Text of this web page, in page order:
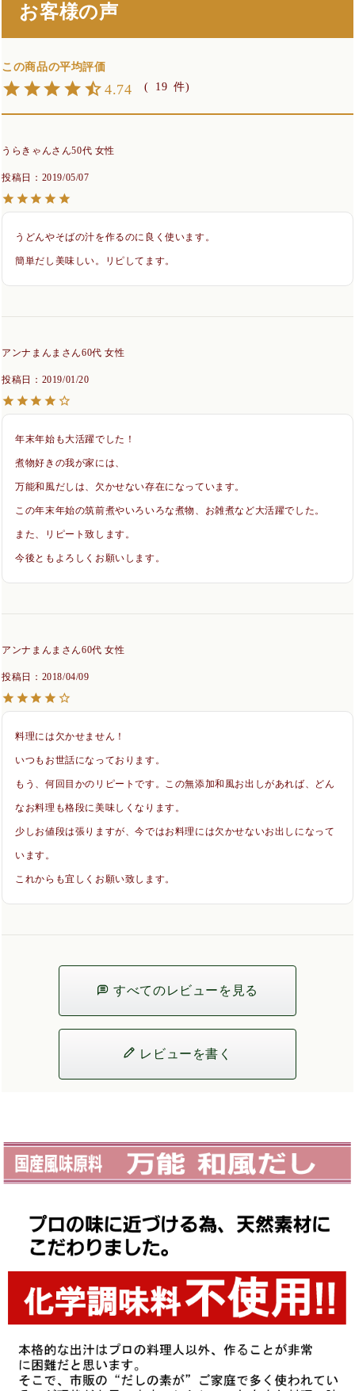
お客様の声
4.74 19
うらきゃん 50代 女性
投稿日 2019/05/07
うどんやそばの汁を作るのに良く使います。
簡単だし美味しい。リピしてます。
アンナまんま 60代 女性
投稿日 2019/01/20
年末年始も大活躍でした！
煮物好きの我が家には、
万能和風だしは、欠かせない存在になっています。
この年末年始の筑前煮やいろいろな煮物、お雑煮など大活躍でした。
また、リピート致します。
今後ともよろしくお願いします。
アンナまんま 60代 女性
投稿日 2018/04/09
料理には欠かせません！
いつもお世話になっております。
もう、何回目かのリピートです。この無添加和風お出しがあれば、どん
なお料理も格段に美味しくなります。
少しお値段は張りますが、今ではお料理には欠かせないお出しになって
います。
これからも宜しくお願い致します。
すべてのレビューを見る
レビューを書く